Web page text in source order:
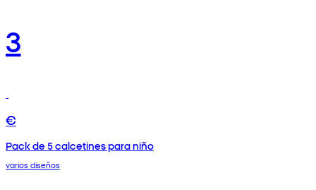
3
€
Pack de 5 calcetines para niño
varios diseños